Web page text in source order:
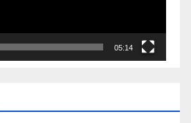
05:14